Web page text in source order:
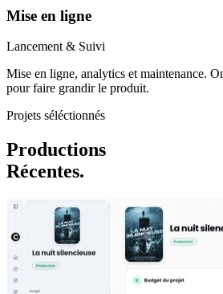
Mise en ligne
Lancement & Suivi
Mise en ligne, analytics et maintenance.
pour faire grandir le produit.
Projets séléctionnés
Productions
Récentes.